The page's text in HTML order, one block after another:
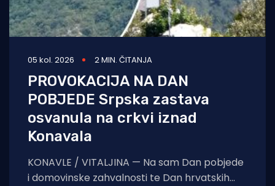
05 kol. 2026 2 MIN. ČITANJA
PROVOKACIJA NA DAN
POBJEDE Srpska zastava
osvanula na crkvi iznad
Konavala
KONAVLE / VITALJINA — Na sam Dan pobjede
i domovinske zahvalnosti te Dan hrvatskih